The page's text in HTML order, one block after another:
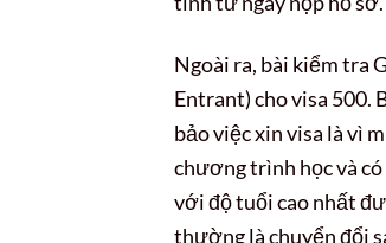
Ngoài ra, bài kiểm tra
Entrant) cho visa 500.
bảo việc xin visa là vì
chương trình học và
với độ tuổi cao nhất
thường là chuyển đổi